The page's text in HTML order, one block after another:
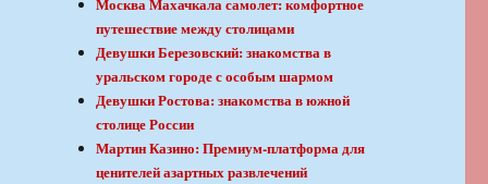
Москва Махачкала самолет: комфортное
путешествие между столицами
Девушки Березовский: знакомства в
уральском городе с особым шармом
Девушки Ростова: знакомства в южной
столице России
Мартин Казино: Премиум-платформа для
ценителей азартных развлечений